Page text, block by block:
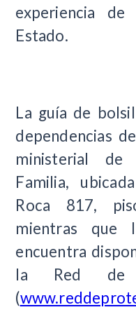
experiencia
Estado.
La guía de
dependencias
ministerial de
Familia,
Roca 817,
mientras que
encuentra
la Red de
(